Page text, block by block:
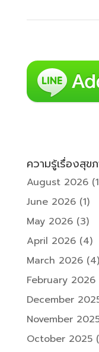
ความรู้เรื่องสุข
August 2026
June 2026(1)
May 2026(3)
April 2026(4)
March 2026(4)
February 2026
December
November
October 2025